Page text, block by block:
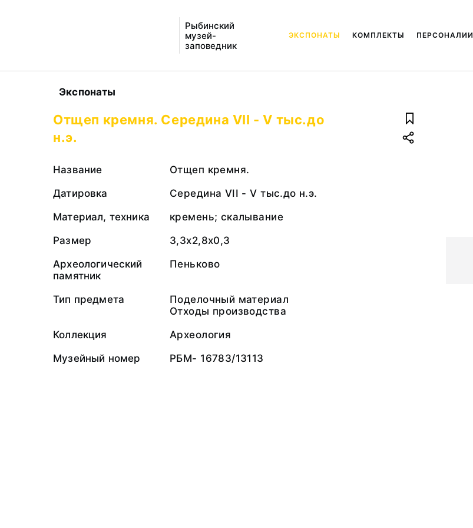
Рыбинский
музей-
заповедник
ЭКСПОНАТЫ КОМПЛЕКТЫ ПЕРСОНАЛИИ
Экспонаты
Отщеп кремня. Середина VII - V тыс.до
н.э.
Название
Отщеп кремня.
Датировка
Середина VII - V тыс.до н.э.
Материал, техника
кремень; скалывание
Размер
3,3х2,8х0,3
Археологический
памятник
Пеньково
Тип предмета
Поделочный материал
Отходы производства
Коллекция
Археология
Музейный номер
РБМ- 16783/13113